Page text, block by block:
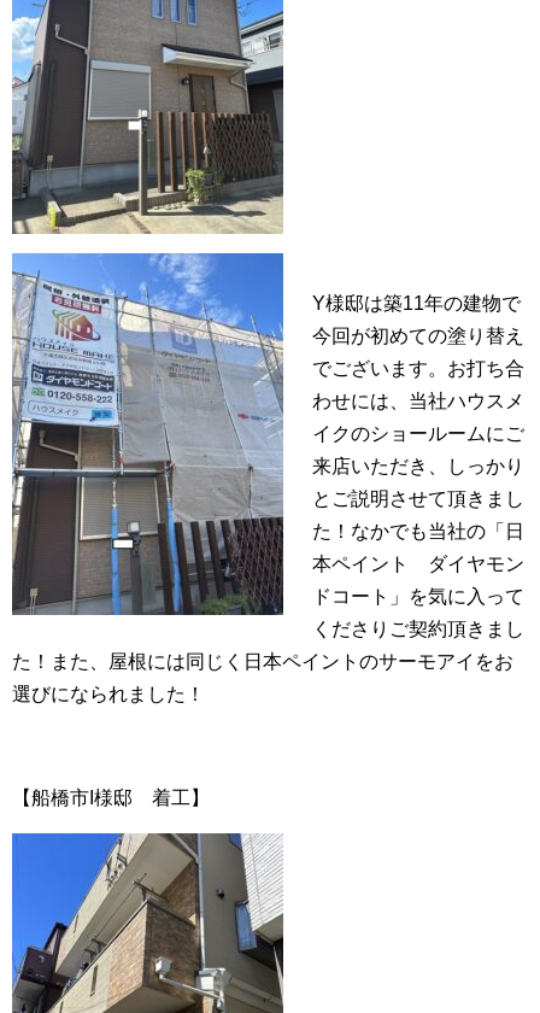
Y様邸は築11年の建物で
今回が初めての塗り替え
でございます。お打ち合
わせには、当社ハウスメ
イクのショールームにご
来店いただき、しっかり
とご説明させて頂きまし
た！なかでも当社の「日
本ペイント ダイヤモン
ドコート」を気に入って
くださりご契約頂きまし
た！また、屋根には同じく日本ペイントのサーモアイをお
選びになられました！
【船橋市I様邸 着工】